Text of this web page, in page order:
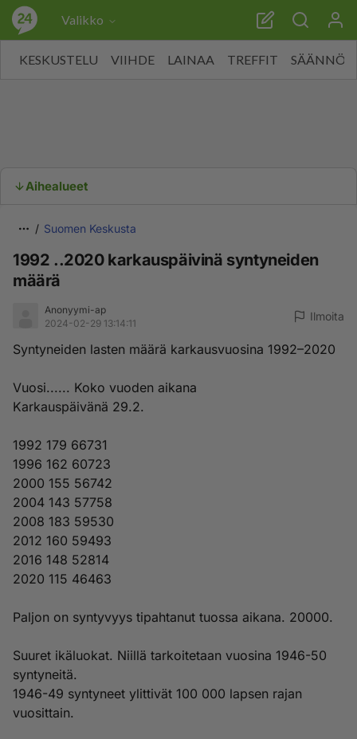
Valikko
KESKUSTELU VIIHDE LAINAA TREFFIT SÄÄNNÖT
Aihealueet
Suomen Keskusta
1992 ..2020 karkauspäivinä syntyneiden
määrä
Anonyymi-ap
2024-02-29 13:14:11
Ilmoita
Syntyneiden lasten määrä karkausvuosina 1992–2020
Vuosi...... Koko vuoden aikana
Karkauspäivänä 29.2.
1992 179 66731
1996 162 60723
2000 155 56742
2004 143 57758
2008 183 59530
2012 160 59493
2016 148 52814
2020 115 46463
Paljon on syntyvyys tipahtanut tuossa aikana. 20000.
Suuret ikäluokat. Niillä tarkoitetaan vuosina 1946-50
syntyneitä.
1946-49 syntyneet ylittivät 100 000 lapsen rajan
vuosittain.